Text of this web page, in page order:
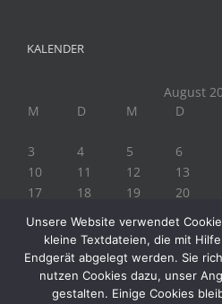
KALENDER
August
M
D M D
3
4 5 6
10
11 12 13
17
18 19 20
« Juli
Unsere Website verwendet
kleine Textdateien, die mit
Endgerät abgelegt werden. Sie
nutzen Cookies dazu, unser
gestalten. Einige Cookies